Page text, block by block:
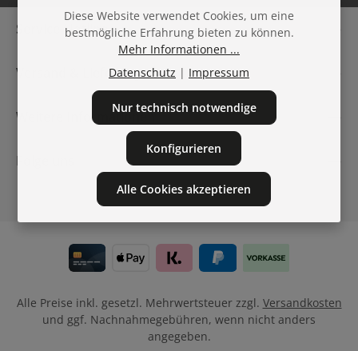
Datenschutz
Ich habe dieDatenschutzbestimmungen zur Kenntnis
genommen und dieAGBgelesen und bin mit ihnen
einverstanden.
Die mit einem Stern (*) markierten Felder sind
Pflichtfelder.
Service-Hotline
Versand & Lieferung
Weitere Informationen
Folge uns
Alle Preise inkl. gesetzl. Mehrwertsteuer zzgl. Versandkosten
und ggf. Nachnahmegebühren, wenn nicht anders
angegeben.
Diese Website verwendet Cookies, um eine
bestmögliche Erfahrung bieten zu können.
Mehr Informationen ...
Datenschutz | Impressum
Nur technisch notwendige
Konfigurieren
Alle Cookies akzeptieren